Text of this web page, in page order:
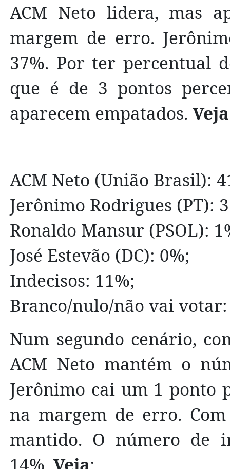
ACM Neto lidera, mas
margem de erro.
37%. Por ter percentual
que é de 3 pontos
aparecem empatados.
ACM Neto (União Brasil):
Jerônimo Rodrigues (PT):
Ronaldo Mansur (PSOL):
José Estevão (DC): 0%;
Indecisos: 11%;
Branco/nulo/não vai votar:
Num segundo cenário,
ACM Neto mantém o
Jerônimo cai um 1 ponto
na margem de erro.
mantido. O número de